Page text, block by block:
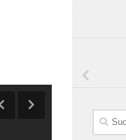
Suchen
nach: